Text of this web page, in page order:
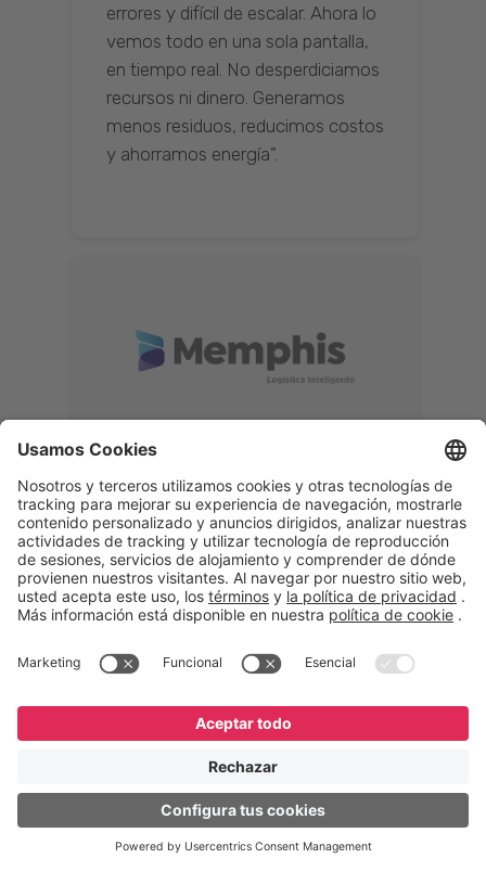
errores y difícil de escalar. Ahora lo
vemos todo en una sola pantalla,
en tiempo real. No desperdiciamos
recursos ni dinero. Generamos
menos residuos, reducimos costos
y ahorramos energía".
Memphis
Eduardo Ribeiro
CEO
“Con GeneXus desarrollamos una
acompañar todas las etapas de la
verificar, analizar, reacondicionar y
garantizando calidad y reduciendo
costos”.